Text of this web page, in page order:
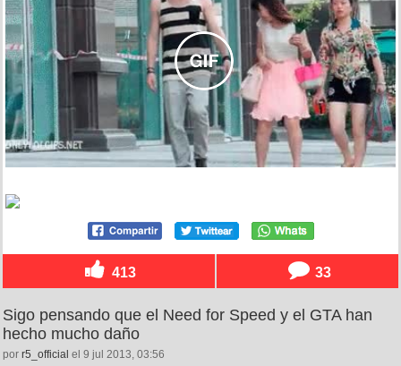
413 33
Sigo pensando que el Need for Speed y el GTA han
hecho mucho daño
por r5_official el 9 jul 2013, 03:56